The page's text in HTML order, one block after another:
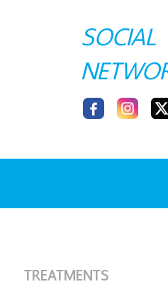
SOCIAL
TREATMENTS